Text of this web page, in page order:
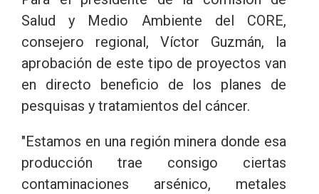
Salud y Medio Ambiente del CORE,
consejero regional, Víctor Guzmán, la
aprobación de este tipo de proyectos van
en directo beneficio de los planes de
pesquisas y tratamientos del cáncer.
"Estamos en una región minera donde esa
producción trae consigo ciertas
contaminaciones arsénico, metales